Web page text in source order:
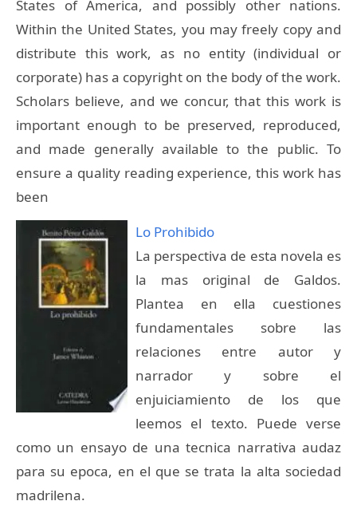
States of America, and possibly other nations.
Within the United States, you may freely copy and
distribute this work, as no entity (individual or
corporate) has a copyright on the body of the work.
Scholars believe, and we concur, that this work is
important enough to be preserved, reproduced,
and made generally available to the public. To
ensure a quality reading experience, this work has
been
Lo Prohibido
La perspectiva de esta novela es
la mas original de Galdos.
Plantea en ella cuestiones
fundamentales sobre las
relaciones entre autor y
narrador y sobre el
enjuiciamiento de los que
leemos el texto. Puede verse
como un ensayo de una tecnica narrativa audaz
para su epoca, en el que se trata la alta sociedad
madrilena.